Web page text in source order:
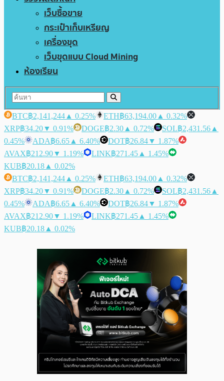
เว็บซื้อขาย
กระเป๋าเก็บเหรียญ
เครื่องขุด
เว็บขุดแบบ Cloud Mining
ห้องเรียน
BTC฿2,141,244 ▲ 0.25% ETH฿63,194.00 ▲ 0.32%
XRP฿34.20▼ 0.91% DOGE฿2.30 ▲ 0.72% SOL฿2,431.56 ▲
0.45%
ADA฿6.65 ▲ 6.40% DOT฿26.84▼ 1.87%
AVAX฿212.90▼ 1.19% LINK฿271.45 ▲ 1.45%
KUB฿20.18 ▲ 0.02%
BTC฿2,141,244 ▲ 0.25% ETH฿63,194.00 ▲ 0.32%
XRP฿34.20▼ 0.91% DOGE฿2.30 ▲ 0.72% SOL฿2,431.56 ▲
0.45%
ADA฿6.65 ▲ 6.40% DOT฿26.84▼ 1.87%
AVAX฿212.90▼ 1.19% LINK฿271.45 ▲ 1.45%
KUB฿20.18 ▲ 0.02%